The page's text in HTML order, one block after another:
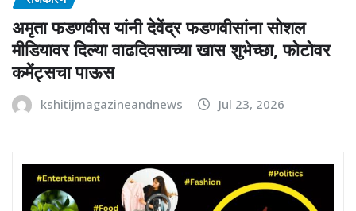
अमृता फडणवीस यांनी देवेंद्र फडणवीसांना सोशल
मीडियावर दिल्या वाढदिवसाच्या खास शुभेच्छा, फोटोवर
कमेंट्सचा पाऊस
kshitijmagazineandnews Jul 23, 2026